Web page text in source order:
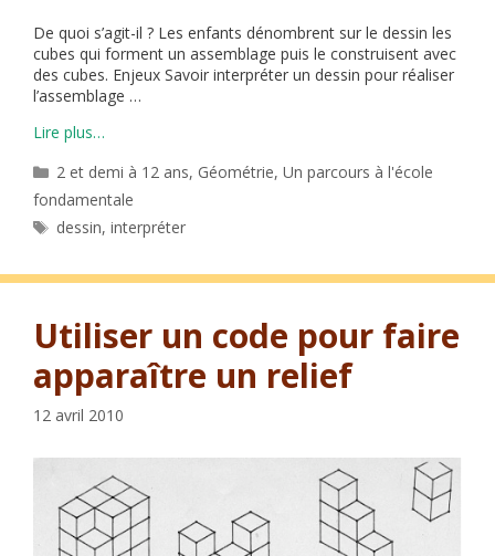
De quoi s’agit-il ? Les enfants dénombrent sur le dessin les
cubes qui forment un assemblage puis le construisent avec
des cubes. Enjeux Savoir interpréter un dessin pour réaliser
l’assemblage …
Lire plus…
Catégories
2 et demi à 12 ans, Géométrie,Un parcours à l'école
fondamentale
Étiquettes
dessin,interpréter
Utiliser un code pour faire
apparaître un relief
12 avril 2010